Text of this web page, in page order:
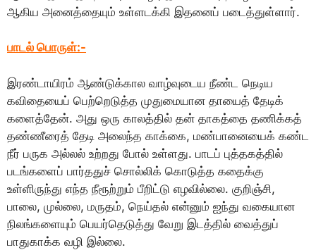
ஆகிய அனைத்தையும் உள்ளடக்கி இதனைப் படைத்துள்ளார்.
பாடல் பொருள்:-
இரண்டாயிரம் ஆண்டுக்கால வாழ்வுடைய நீண்ட நெடிய
கவிதையைப் பெற்றெடுத்த முதுமையான தாயைத் தேடிக்
களைத்தேன். அது ஒரு காலத்தில் தன் தாகத்தை தணிக்கத்
தண்ணீரைத் தேடி அலைந்த காக்கை, மண்பானையைக் கண்ட
நீர் பருக அல்லல் உற்றது போல் உள்ளது. பாடப் புத்தகத்தில்
படங்களைப் பார்ததுச் சொல்லிக் கொடுத்த கதைக்கு
உள்ளிருந்து எந்த நீரூற்றும் பீறிட்டு எழவில்லை. குறிஞ்சி,
பாலை, முல்லை, மருதம், நெய்தல் என்னும் ஐந்து வகையான
நிலங்களையும் பெயர்தெடுத்து வேறு இடத்தில் வைத்துப்
பாதுகாக்க வழி இல்லை.